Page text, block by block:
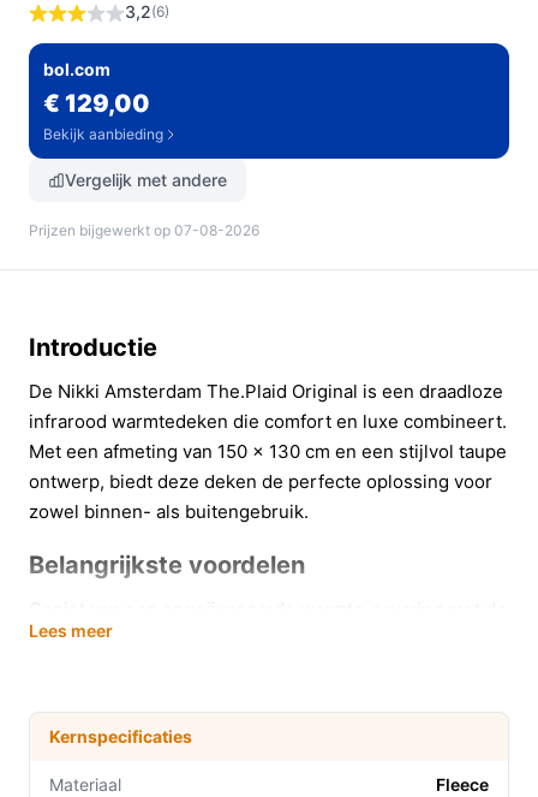
3,2(6)
bol.com
€ 129,00
Bekijk aanbieding
Vergelijk met andere
Prijzen bijgewerkt op 07-08-2026
Introductie
De Nikki Amsterdam The.Plaid Original is een draadloze
infrarood warmtedeken die comfort en luxe combineert.
Met een afmeting van 150 x 130 cm en een stijlvol taupe
ontwerp, biedt deze deken de perfecte oplossing voor
zowel binnen- als buitengebruik.
Belangrijkste voordelen
Nikki warmtedeken. Hier zijn enkele voordelen:
een volle lading, ideaal voor lange avonden op de
bank of tijdens een picknick.
Drie warmtestanden:
Lees meer
Kernspecificaties
Materiaal Fleece